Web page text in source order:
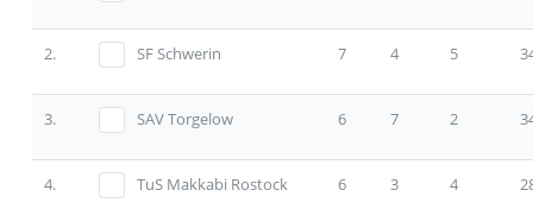
2. SF Schwerin 7 4 5
3. SAV Torgelow 6 7 2
4. TuS Makkabi Rostock 6 3 4